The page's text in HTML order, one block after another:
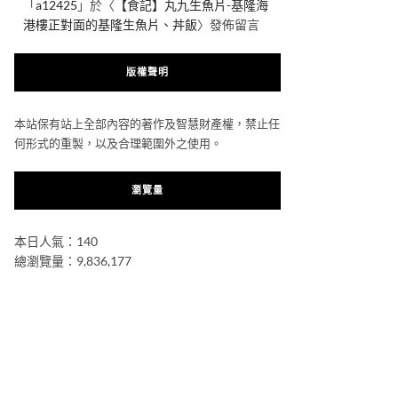
「a12425 」於〈 【食記】丸九生魚片-基隆海
港樓正對面的基隆生魚片、丼飯〉發佈留言
版權聲明
本站保有站上全部內容的著作及智慧財產權，禁止任
何形式的重製，以及合理範圍外之使用。
瀏覽量
本日人氣：140
總瀏覽量：9,836,177